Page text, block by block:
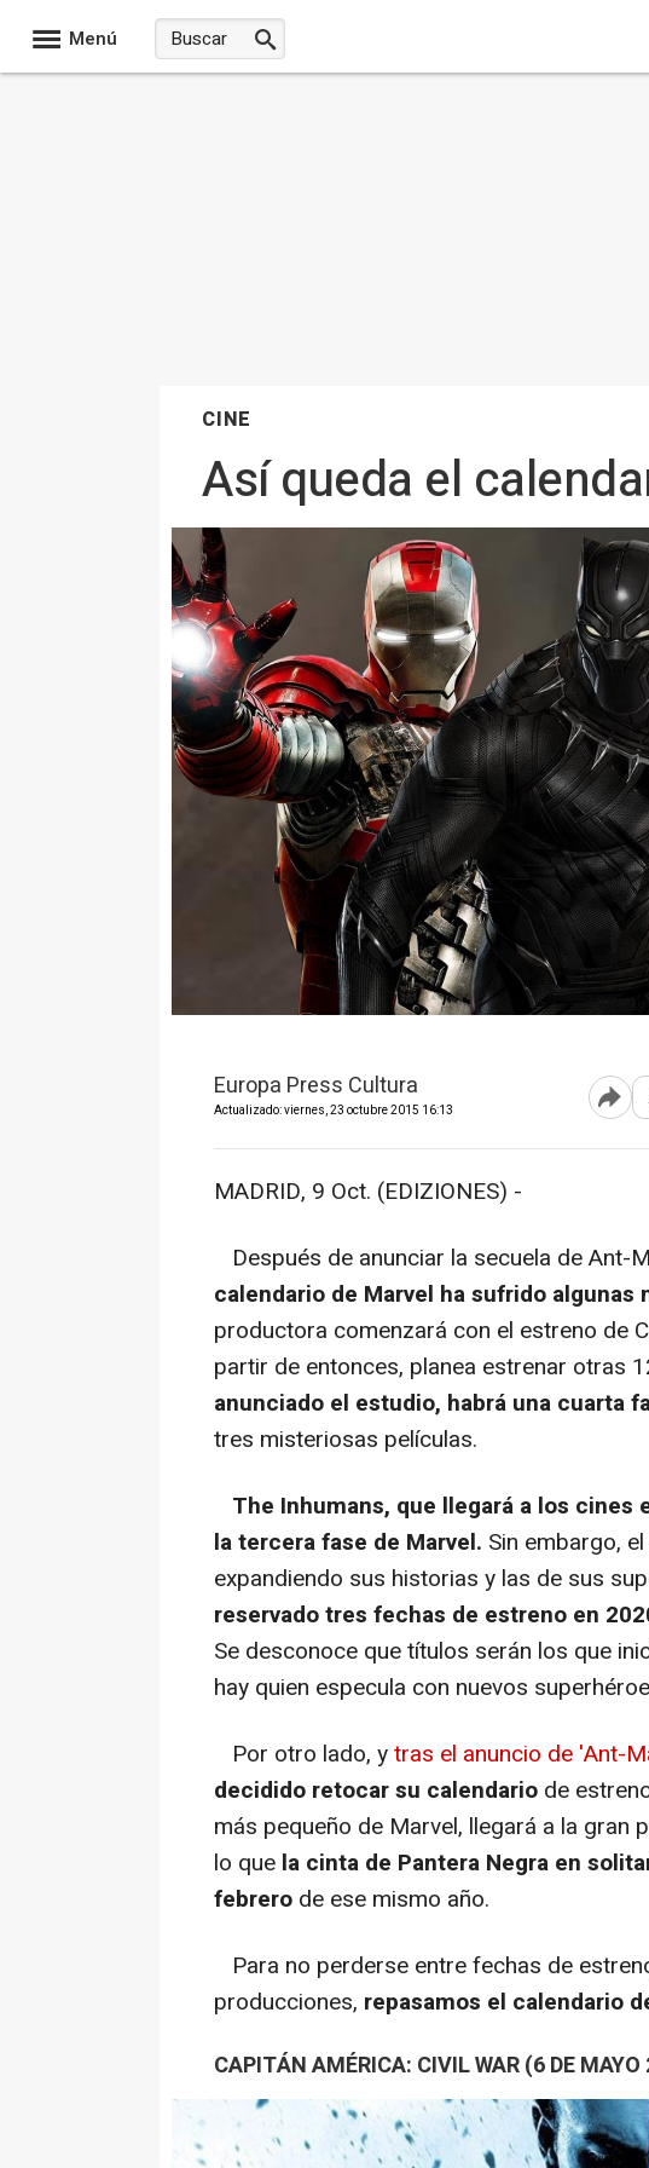
Menú
CINE
Así queda el
Europa Press Cultura
Actualizado: viernes, 23 octubre 2015 16:13 Abrir
MADRID, 9 Oct. (EDIZIONES) -
Después de anunciar la secuela de Ant-
calendario de Marvel ha sufrido algunas
productora comenzará con el estreno de
partir de entonces, planea estrenar otras
anunciado el estudio, habrá una cuarta
tres misteriosas películas.
The Inhumans, que llegará a los cines
la tercera fase de Marvel. Sin embargo,
expandiendo sus historias y las de sus
reservado tres fechas de estreno en
Se desconoce que títulos serán los que
hay quien especula con nuevos
Por otro lado, ytras el anuncio de 'Ant-
decidido retocar su calendario de
más pequeño de Marvel, llegará a la gran
lo que la cinta de Pantera Negra en
febrero de ese mismo año.
Para no perderse entre fechas de
producciones, repasamos el calendario
CAPITÁN AMÉRICA: CIVIL WAR (6 DE